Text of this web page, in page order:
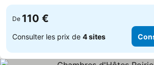
De 110 €
Consulter les prix de 4 sites